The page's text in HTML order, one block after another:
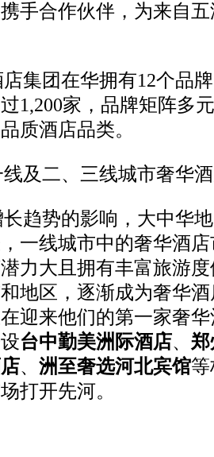
手合作伙伴，为来自
店集团在华拥有12个品
1,200家，品牌矩阵多
质酒店品类。
线及二、三线城市奢华
趋势的影响，大中华
一线城市中的奢华酒
力大且拥有丰富旅游
地区，逐渐成为奢华
迎来他们的第一家奢
台中勤美洲际酒店、 郑
、 洲至奢选河北宾馆
打开先河。